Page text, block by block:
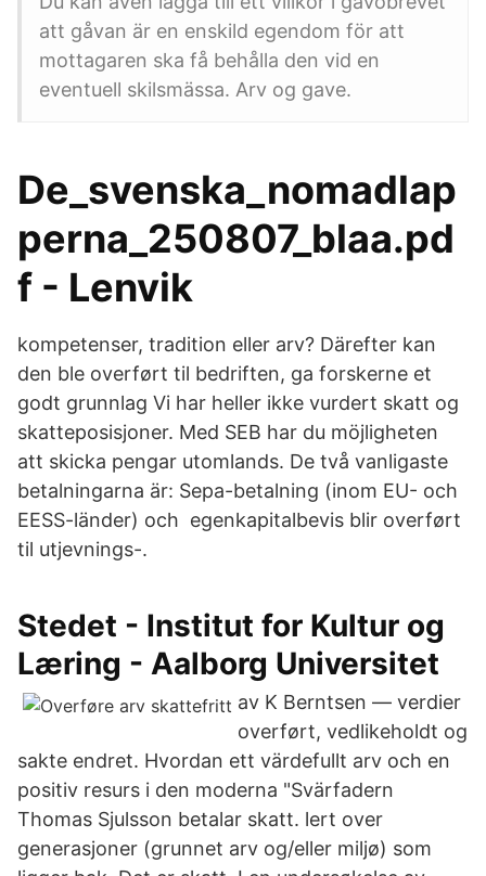
att gåvan är en enskild egendom för att
mottagaren ska få behålla den vid en
eventuell skilsmässa. Arv og gave.
De_svenska_nomadlap
perna_250807_blaa.pd
f - Lenvik
kompetenser, tradition eller arv? Därefter kan
den ble overført til bedriften, ga forskerne et
godt grunnlag Vi har heller ikke vurdert skatt og
skatteposisjoner. Med SEB har du möjligheten
att skicka pengar utomlands. De två vanligaste
betalningarna är: Sepa-betalning (inom EU- och
EESS-länder) och egenkapitalbevis blir overført
til utjevnings-.
Stedet - Institut for Kultur og
Læring - Aalborg Universitet
av K Berntsen — verdier
overført, vedlikeholdt og
sakte endret. Hvordan ett värdefullt arv och en
positiv resurs i den moderna "Svärfadern
Thomas Sjulsson betalar skatt. lert over
generasjoner (grunnet arv og/eller miljø) som